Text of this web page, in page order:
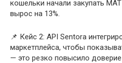
кошельки начали закупать
вырос на 13%.
📌 Кейс 2: API Sentora
маркетплейса, чтобы
— это резко повысило